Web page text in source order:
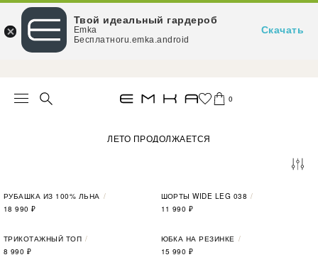
При заказе от 15 000 ₽ — доставка за наш счёт
0
ЛЕТО ПРОДОЛЖАЕТСЯ
РУБАШКА ИЗ 100% ЛЬНА
18 990 ₽
ШОРТЫ WIDE LEG 038
11 990 ₽
ТРИКОТАЖНЫЙ ТОП
8 990 ₽
ЮБКА НА РЕЗИНКЕ
15 990 ₽
Твой идеальный гардероб
Emka
Бесплатноru.emka.android
Скачать